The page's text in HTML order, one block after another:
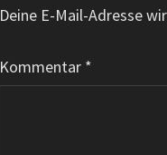
Deine E-Mail-Adresse
Kommentar *